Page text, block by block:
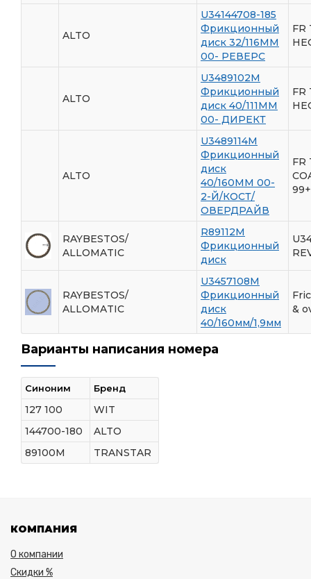
ALTO
U34144708-185
Фрикционный
диск 32/116ММ
00- РЕВЕРС
FR
ALTO
U3489102M
Фрикционный
диск 40/111ММ
00- ДИРЕКТ
FR
ALTO
U3489114M
Фрикционный
диск
40/160ММ 00-
2-Й/КОСТ/
ОВЕРДРАЙВ
FR
99+
RAYBESTOS/
ALLOMATIC
R89112M
Фрикционный
диск
RAYBESTOS/
ALLOMATIC
U3457108M
Фрикционный
диск
40/160мм/1,9мм
&
Варианты написания номера
Синоним Бренд
127 100
WIT
144700-180
ALTO
89100M
TRANSTAR
КОМПАНИЯ
О компании
Скидки %